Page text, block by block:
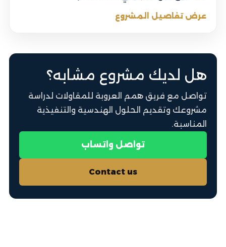
عرض تفاصيل المشروع
هل لديك مشروع مشابه؟
تواصل مع فريق همم العروبة للمقاولات لدراسة
مشروعك وتقديم الحلول الهندسية والتنفيذية
المناسبة.
تواصل واتساب
Contact us